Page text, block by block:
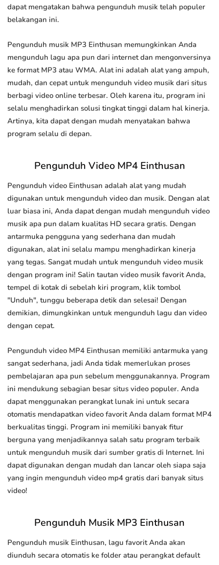
dapat mengatakan bahwa pengunduh musik telah populer
belakangan ini.
Pengunduh musik MP3 Einthusan memungkinkan Anda
mengunduh lagu apa pun dari internet dan mengonversinya
ke format MP3 atau WMA. Alat ini adalah alat yang ampuh,
mudah, dan cepat untuk mengunduh video musik dari situs
berbagi video online terbesar. Oleh karena itu, program ini
selalu menghadirkan solusi tingkat tinggi dalam hal kinerja.
Artinya, kita dapat dengan mudah menyatakan bahwa
program selalu di depan.
Pengunduh Video MP4 Einthusan
Pengunduh video Einthusan adalah alat yang mudah
digunakan untuk mengunduh video dan musik. Dengan alat
luar biasa ini, Anda dapat dengan mudah mengunduh video
musik apa pun dalam kualitas HD secara gratis. Dengan
antarmuka pengguna yang sederhana dan mudah
digunakan, alat ini selalu mampu menghadirkan kinerja
yang tegas. Sangat mudah untuk mengunduh video musik
dengan program ini! Salin tautan video musik favorit Anda,
tempel di kotak di sebelah kiri program, klik tombol
"Unduh", tunggu beberapa detik dan selesai! Dengan
demikian, dimungkinkan untuk mengunduh lagu dan video
dengan cepat.
Pengunduh video MP4 Einthusan memiliki antarmuka yang
sangat sederhana, jadi Anda tidak memerlukan proses
pembelajaran apa pun sebelum menggunakannya. Program
ini mendukung sebagian besar situs video populer. Anda
dapat menggunakan perangkat lunak ini untuk secara
otomatis mendapatkan video favorit Anda dalam format MP4
berkualitas tinggi. Program ini memiliki banyak fitur
berguna yang menjadikannya salah satu program terbaik
untuk mengunduh musik dari sumber gratis di Internet. Ini
dapat digunakan dengan mudah dan lancar oleh siapa saja
yang ingin mengunduh video mp4 gratis dari banyak situs
video!
Pengunduh Musik MP3 Einthusan
Pengunduh musik Einthusan, lagu favorit Anda akan
diunduh secara otomatis ke folder atau perangkat default